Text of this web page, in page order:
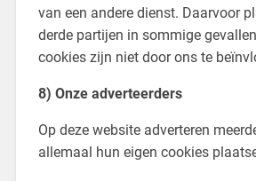
van een andere dienst. Daarvoor
derde partijen in sommige
cookies zijn niet door ons te
8) Onze adverteerders
Op deze website adverteren
allemaal hun eigen cookies